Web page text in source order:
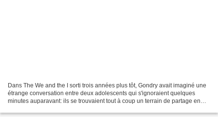
Dans The We and the I sorti trois années plus tôt, Gondry avait imaginé une
étrange conversation entre deux adolescents qui s'ignoraient quelques
minutes auparavant: ils se trouvaient tout à coup un terrain de partage en